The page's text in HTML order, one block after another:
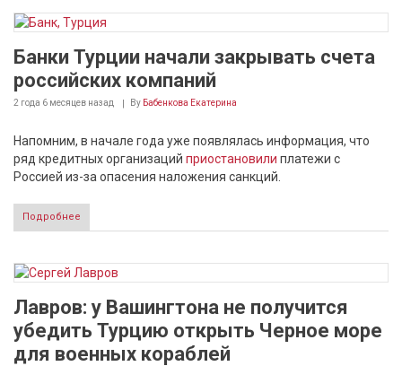
Банки Турции начали закрывать счета
российских компаний
2 года 6 месяцев назад By Бабенкова Екатерина
Напомним, в начале года уже появлялась информация, что
ряд кредитных организаций приостановили платежи с
Россией из-за опасения наложения санкций.
Подробнее
Лавров: у Вашингтона не получится
убедить Турцию открыть Черное море
для военных кораблей